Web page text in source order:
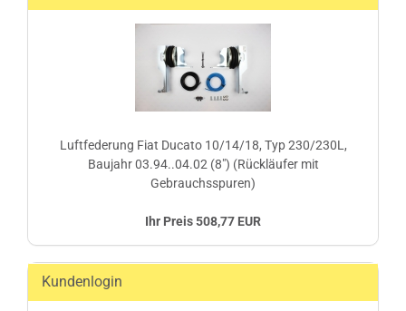
Luftfederung Fiat Ducato 10/14/18, Typ 230/230L,
Baujahr 03.94..04.02 (8") (Rückläufer mit
Gebrauchsspuren)
Ihr Preis 508,77 EUR
Kundenlogin